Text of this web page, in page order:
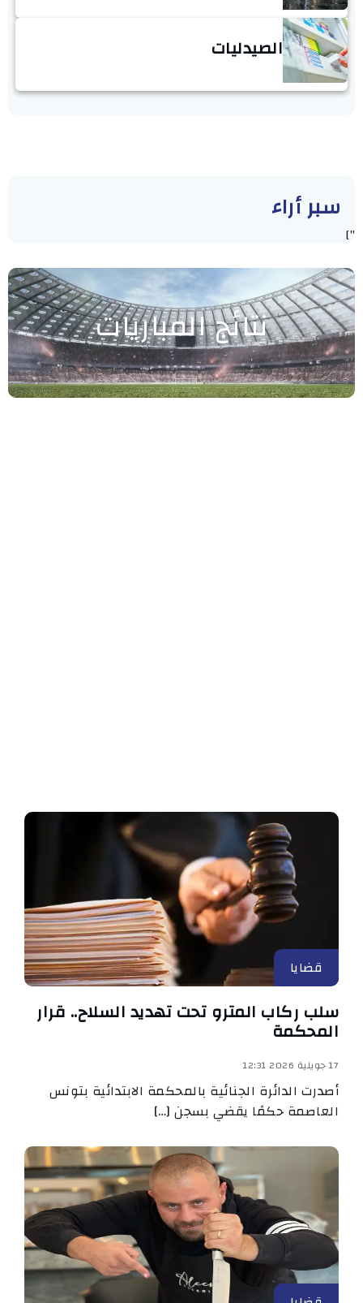
الصيدليات
سبر أراء
"]
نتائج المباريات
قضايا
سلب ركاب المترو تحت تهديد السلاح.. قرار
المحكمة
17 جويلية 2026 12:31
أصدرت الدائرة الجنائية بالمحكمة الابتدائية بتونس
العاصمة حكمًا يقضي بسجن […]